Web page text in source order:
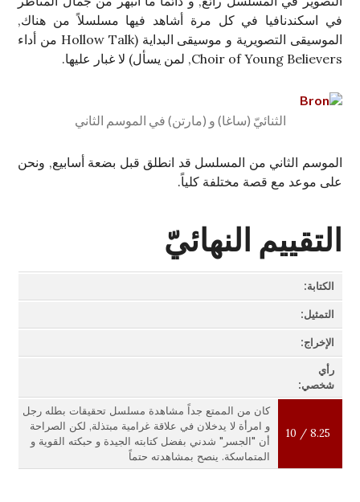
في اسكندنافيا في كل مرة أشاهد فيها مسلسلاً من هناك,
الموسيقى التصويرية و موسيقى البداية (Hollow Talk من أداء
Choir of Young Believers, لمن يسأل) لا غبار عليها.
الثنائيّ (ساغا) و (مارتن) في الموسم الثاني
الموسم الثاني من المسلسل قد انطلق قبل بضعة أسابيع, ونحن
على موعد مع قصة مختلفة كلياً.
التقييم النهائيّ
الكتابة:
التمثيل:
الإخراج:
رأي
شخصي:
8.25 / 10
كان من الممتع جداً مشاهدة مسلسل تحقيقات بطله رجل
و امرأة لا يدخلان في علاقة غرامية مبتذلة, لكن الصراحة
أن "الجسر" شدني بفضل كتابته الجيدة و حبكته القوية و
المتماسكة. ينصح بمشاهدته حتماً